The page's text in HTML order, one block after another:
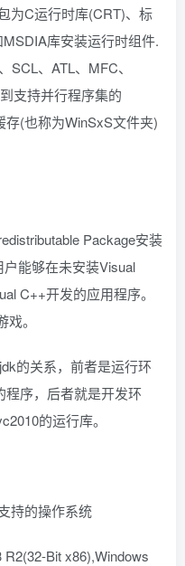
为C运行时库(CRT)、标
库安装运行时组件.
、ATL、MFC、
支持并行程序集的
(也称为WinSxS文件夹)
Package安装
能够在未安装Visual
C++开发的应用程序。
。
的关系，前者是运行环
程序，后者就是开发环
的运行库。
持的操作系统
Bit x86),Windows